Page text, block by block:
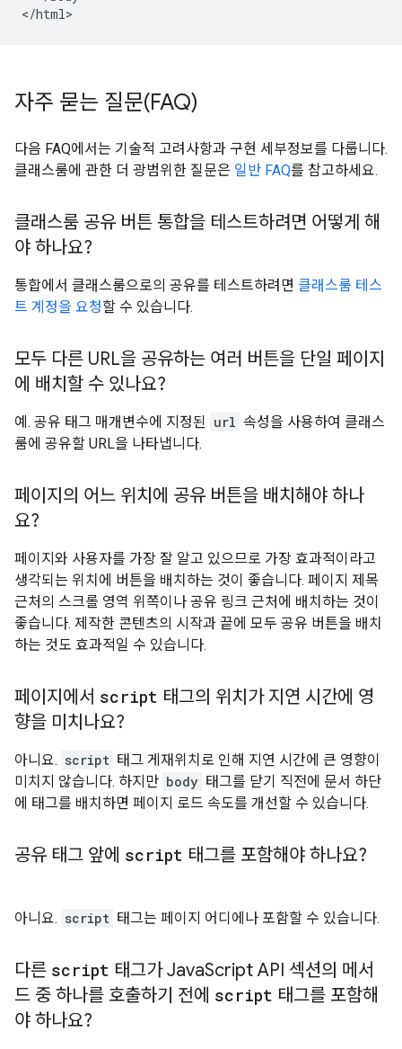
자주 묻는 질문(FAQ)
다음 FAQ에서는 기술적 고려사항과 구현 세부정보를 다룹니다.
클래스룸에 관한 더 광범위한 질문은 일반 FAQ를 참고하세요.
클래스룸 공유 버튼 통합을 테스트하려면 어떻게 해
야 하나요?
통합에서 클래스룸으로의 공유를 테스트하려면 클래스룸 테스
트 계정을 요청할 수 있습니다.
모두 다른 URL을 공유하는 여러 버튼을 단일 페이지
에 배치할 수 있나요?
예. 공유 태그 매개변수에 지정된 url 속성을 사용하여 클래스
룸에 공유할 URL을 나타냅니다.
페이지의 어느 위치에 공유 버튼을 배치해야 하나
요?
페이지와 사용자를 가장 잘 알고 있으므로 가장 효과적이라고
생각되는 위치에 버튼을 배치하는 것이 좋습니다. 페이지 제목
근처의 스크롤 영역 위쪽이나 공유 링크 근처에 배치하는 것이
좋습니다. 제작한 콘텐츠의 시작과 끝에 모두 공유 버튼을 배치
하는 것도 효과적일 수 있습니다.
페이지에서 script 태그의 위치가 지연 시간에 영
향을 미치나요?
아니요. script 태그 게재위치로 인해 지연 시간에 큰 영향이
미치지 않습니다. 하지만 body 태그를 닫기 직전에 문서 하단
에 태그를 배치하면 페이지 로드 속도를 개선할 수 있습니다.
공유 태그 앞에 script 태그를 포함해야 하나요?
아니요. script 태그는 페이지 어디에나 포함할 수 있습니다.
다른 script 태그가 JavaScript API 섹션의 메서
드 중 하나를 호출하기 전에 script 태그를 포함해
야 하나요?